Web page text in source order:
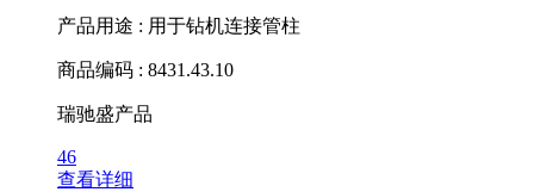
产品用途 : 用于钻机连接管柱
商品编码 : 8431.43.10
瑞驰盛产品
46
查看详细